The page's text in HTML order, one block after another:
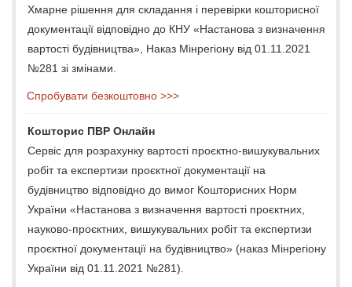
Хмарне рішення для складання і перевірки кошторисної
документації відповідно до КНУ «Настанова з визначення
вартості будівництва», Наказ Мінрегіону від 01.11.2021
№281 зі змінами.
Спробувати безкоштовно >>>
Кошторис ПВР Онлайн
Сервіс для розрахунку вартості проєктно-вишукувальних
робіт та експертизи проєктної документації на
будівництво відповідно до вимог Кошторисних Норм
України «Настанова з визначення вартості проєктних,
науково-проєктних, вишукувальних робіт та експертизи
проєктної документації на будівництво» (наказ Мінрегіону
України від 01.11.2021 №281).